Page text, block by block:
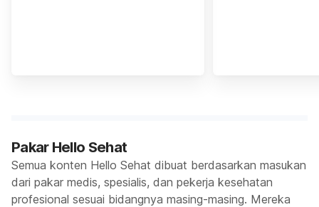
Pakar Hello Sehat
Semua konten Hello Sehat dibuat berdasarkan masukan
dari pakar medis, spesialis, dan pekerja kesehatan
profesional sesuai bidangnya masing-masing. Mereka